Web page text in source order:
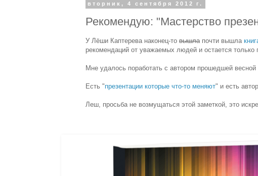
вторник, 4 сентября 2012 г.
Рекомендую: "Мастерство
У Лёши Каптерева наконец-то вышла почти вышла
рекомендаций от уважаемых людей и остается только
Мне удалось поработать с автором прошедшей
Есть "презентации которые что-то меняют" и есть
Леш, просьба не возмущаться этой заметкой, это